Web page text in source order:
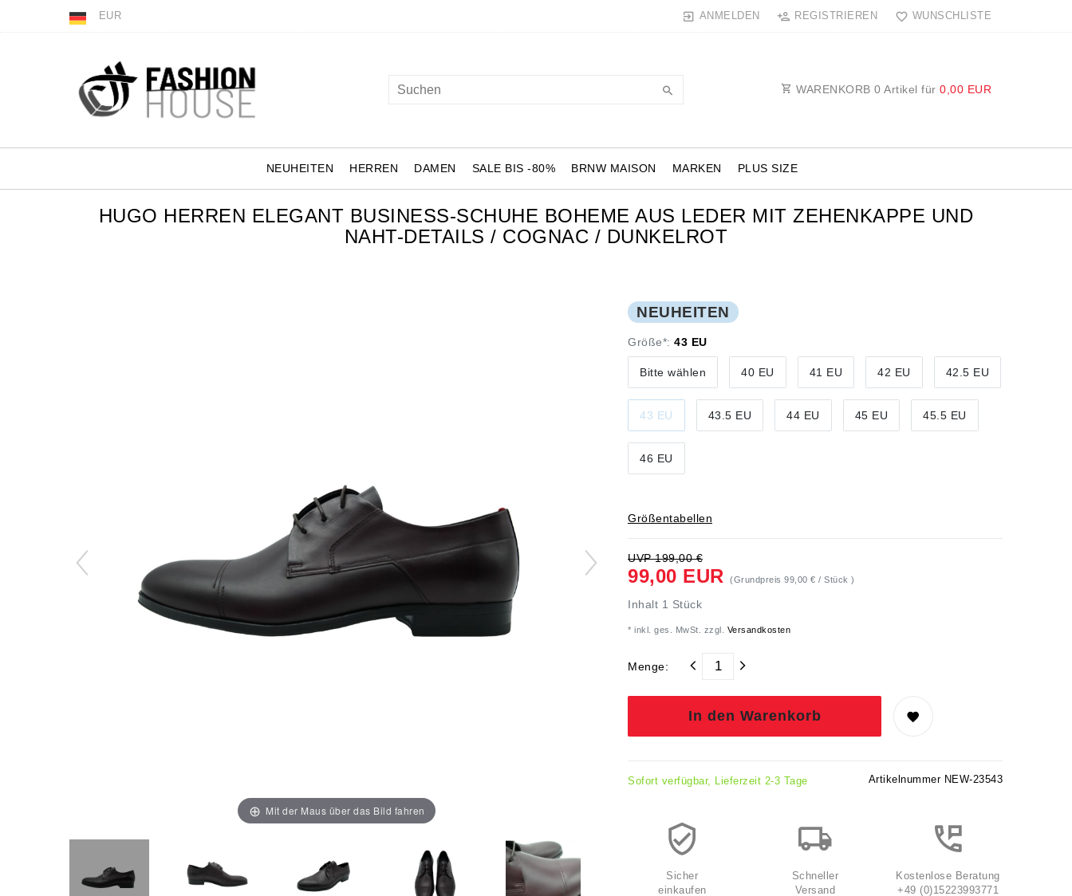
EUR ANMELDEN REGISTRIEREN WUNSCHLISTE
WARENKORB 0 Artikel für 0,00 EUR
NEUHEITEN HERREN DAMEN SALE BIS -80% BRNW MAISON MARKEN PLUS SIZE
HUGO HERREN ELEGANT BUSINESS-SCHUHE BOHEME AUS LEDER MIT ZEHENKAPPE UND
NAHT-DETAILS / COGNAC / DUNKELROT
Mit der Maus über das Bild fahren
NEUHEITEN
Größe*: 43 EU
Bitte wählen 40 EU 41 EU 42 EU 42.5 EU
43 EU 43.5 EU 44 EU 45 EU 45.5 EU
46 EU
Größentabellen
UVP 199,00 €
99,00 EUR (Grundpreis 99,00 € / Stück )
Inhalt 1 Stück
* inkl. ges. MwSt. zzgl. Versandkosten
Menge:
In den Warenkorb
Sofort verfügbar, Lieferzeit 2-3 Tage Artikelnummer NEW-23543
Sicher
einkaufen
Schneller
Versand
Kostenlose Beratung
+49 (0)15223993771